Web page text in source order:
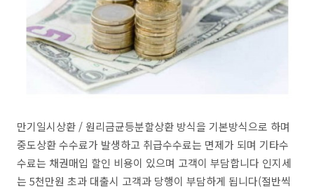
만기일시상환 / 원리금균등분할상환 방식을 기본방식으로 하며
중도상환 수수료가 발생하고 취급수수료는 면제가 되며 기타수
수료는 채권매입 할인 비용이 있으며 고객이 부담합니다 인지세
는 5천만원 초과 대출시 고객과 당행이 부담하게 됩니다(절반씩